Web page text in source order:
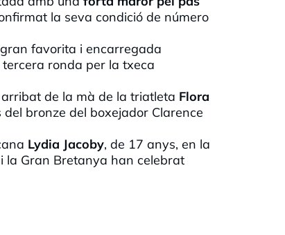
la seva condició de número
favorita i encarregada
ronda per la txeca
de la mà de la triatleta Flora
bronze del boxejador Clarence
Lydia Jacoby, de 17 anys, en la
la Gran Bretanya han celebrat